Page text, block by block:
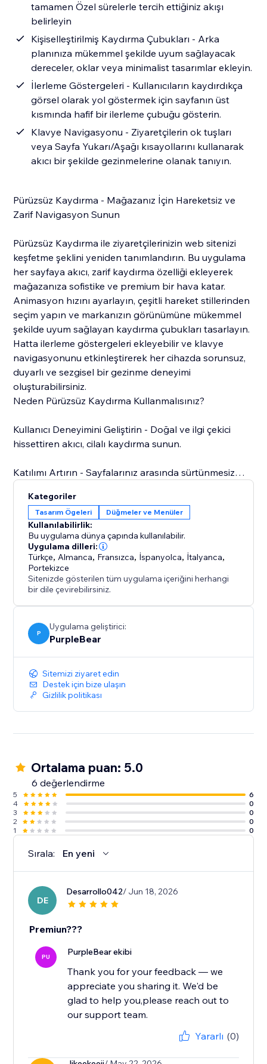
tamamen Özel sürelerle tercih ettiğiniz akışı
belirleyin
Kişiselleştirilmiş Kaydırma Çubukları - Arka
planınıza mükemmel şekilde uyum sağlayacak
dereceler, oklar veya minimalist tasarımlar ekleyin.
İlerleme Göstergeleri - Kullanıcıların kaydırdıkça
görsel olarak yol göstermek için sayfanın üst
kısmında hafif bir ilerleme çubuğu gösterin.
Klavye Navigasyonu - Ziyaretçilerin ok tuşları
veya Sayfa Yukarı/Aşağı kısayollarını kullanarak
akıcı bir şekilde gezinmelerine olanak tanıyın.
Pürüzsüz Kaydırma - Mağazanız İçin Hareketsiz ve
Zarif Navigasyon Sunun
Pürüzsüz Kaydırma ile ziyaretçilerinizin web sitenizi
keşfetme şeklini yeniden tanımlandırın. Bu uygulama
her sayfaya akıcı, zarif kaydırma özelliği ekleyerek
mağazanıza sofistike ve premium bir hava katar.
Animasyon hızını ayarlayın, çeşitli hareket stillerinden
seçim yapın ve markanızın görünümüne mükemmel
şekilde uyum sağlayan kaydırma çubukları tasarlayın.
Hatta ilerleme göstergeleri ekleyebilir ve klavye
navigasyonunu etkinleştirerek her cihazda sorunsuz,
duyarlı ve sezgisel bir gezinme deneyimi
oluşturabilirsiniz.
Neden Pürüzsüz Kaydırma Kullanmalısınız?
Kullanıcı Deneyimini Geliştirin - Doğal ve ilgi çekici
hissettiren akıcı, cilalı kaydırma sunun.
Katılımı Artırın - Sayfalarınız arasında sürtünmesiz
teşvik edin.
Markanıza Uygun Olun - Her hareketi ve detayı
mağazanızın estetiğini tamamlamak üzere ayarlayın.
Web sitenize biraz sofistike bir hava ekleyin - Pürüzsüz
Kaydırma'yı hemen yükleyin ve her kaydırmanın
zahmetsiz, modern ve premium hissettirmesini
Kategoriler
Tasarım Ögeleri Düğmeler ve Menüler
Kullanılabilirlik:
Bu uygulama dünya çapında kullanılabilir.
Uygulama dilleri:
Türkçe, Almanca, Fransızca, İspanyolca, İtalyanca,
Portekizce
Sitenizde gösterilen tüm uygulama içeriğini herhangi
bir dile çevirebilirsiniz.
P
Uygulama geliştirici:
PurpleBear
Sitemizi ziyaret edin
Destek için bize ulaşın
Gizlilik politikası
Ortalama puan: 5.0
6 değerlendirme
5
6
4
0
3
0
2
0
1
0
Sırala: En yeni
DE
Desarrollo042/ Jun 18, 2026
Premiun???
PU PurpleBear ekibi
Thank you for your feedback — we
appreciate you sharing it. We'd be
glad to help you,please reach out to
our support team.
Yararlı (0)